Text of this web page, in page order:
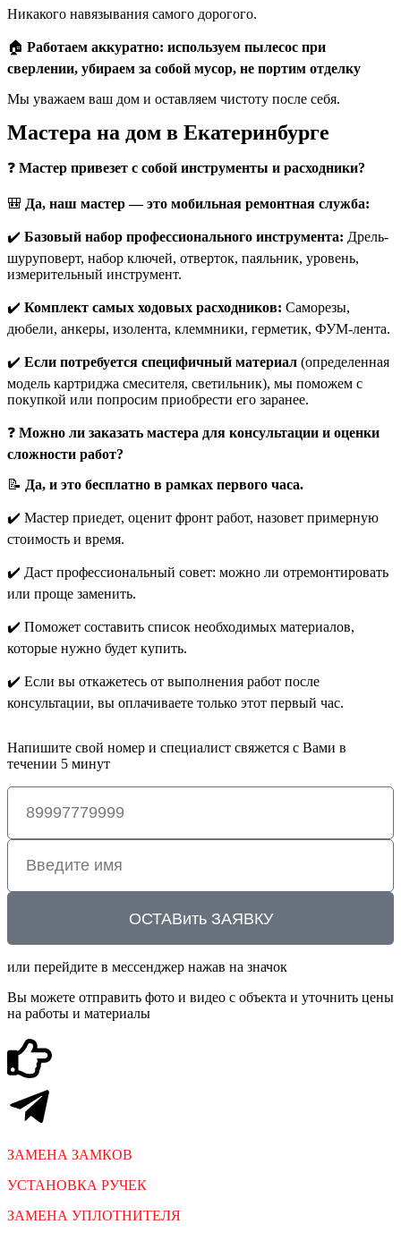
Никакого навязывания самого дорогого.
🏠 Работаем аккуратно: используем пылесос при
сверлении, убираем за собой мусор, не портим отделку
Мы уважаем ваш дом и оставляем чистоту после себя.
Мастера на дом в Екатеринбурге
❓ Мастер привезет с собой инструменты и расходники?
🎒 Да, наш мастер — это мобильная ремонтная служба:
✔️ Базовый набор профессионального инструмента: Дрель-
шуруповерт, набор ключей, отверток, паяльник, уровень,
измерительный инструмент.
✔️ Комплект самых ходовых расходников: Саморезы,
дюбели, анкеры, изолента, клеммники, герметик, ФУМ-лента.
✔️ Если потребуется специфичный материал (определенная
модель картриджа смесителя, светильник), мы поможем с
покупкой или попросим приобрести его заранее.
❓ Можно ли заказать мастера для консультации и оценки
сложности работ?
📝 Да, и это бесплатно в рамках первого часа.
✔️ Мастер приедет, оценит фронт работ, назовет примерную
стоимость и время.
✔️ Даст профессиональный совет: можно ли отремонтировать
или проще заменить.
✔️ Поможет составить список необходимых материалов,
которые нужно будет купить.
✔️ Если вы откажетесь от выполнения работ после
консультации, вы оплачиваете только этот первый час.
Напишите свой номер и специалист свяжется с Вами в
течении 5 минут
ОСТАВить ЗАЯВКУ
или перейдите в мессенджер нажав на значок
Вы можете отправить фото и видео с объекта и уточнить цены
на работы и материалы
ЗАМЕНА ЗАМКОВ
УСТАНОВКА РУЧЕК
ЗАМЕНА УПЛОТНИТЕЛЯ